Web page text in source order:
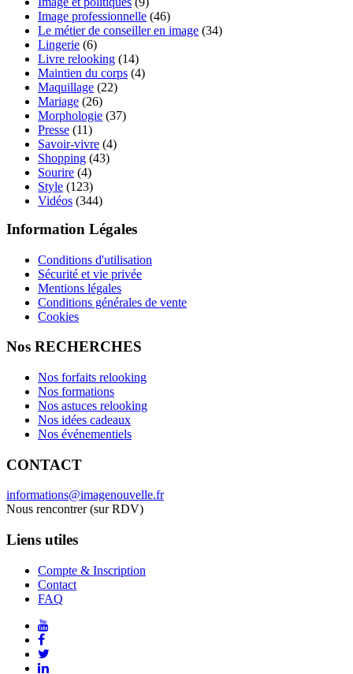
Image professionnelle (46)
Le métier de conseiller en image (34)
Lingerie (6)
Livre relooking (14)
Maintien du corps (4)
Maquillage (22)
Mariage (26)
Morphologie (37)
Presse (11)
Savoir-vivre (4)
Shopping (43)
Sourire (4)
Style (123)
Vidéos (344)
Information Légales
Conditions d'utilisation
Sécurité et vie privée
Mentions légales
Conditions générales de vente
Cookies
Nos RECHERCHES
Nos forfaits relooking
Nos formations
Nos astuces relooking
Nos idées cadeaux
Nos événementiels
CONTACT
informations@imagenouvelle.fr
Nous rencontrer (sur RDV)
Liens utiles
Compte & Inscription
Contact
FAQ